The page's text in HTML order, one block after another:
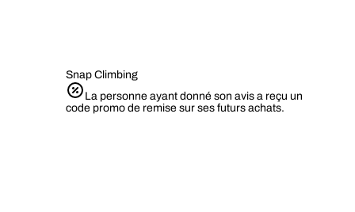
Snap Climbing
La personne ayant donné son avis a reçu un
code promo de remise sur ses futurs achats.